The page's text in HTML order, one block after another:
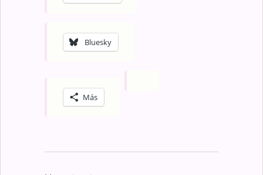
Bluesky
Más